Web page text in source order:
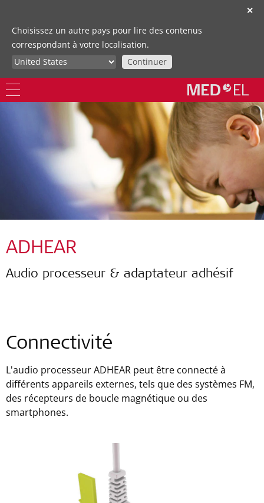
✕
Choisissez un autre pays pour lire des contenus
correspondant à votre localisation.
Continuer
ADHEAR
Audio processeur & adaptateur adhésif
Connectivité
L'audio processeur ADHEAR peut être connecté à
différents appareils externes, tels que des systèmes FM,
des récepteurs de boucle magnétique ou des
smartphones.